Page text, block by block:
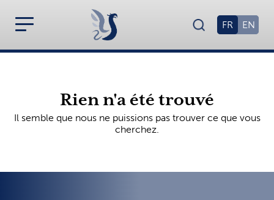
EN
FR
Rien n'a été trouvé
Il semble que nous ne puissions pas trouver ce que vous
cherchez.